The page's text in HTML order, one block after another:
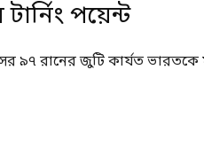
পয়েন্ট
৯৭ রানের জুটি কার্যত ভারতকে